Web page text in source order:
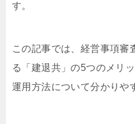
す。
この記事では、経営事項審
る「建退共」の5つのメリ
運用方法について分かりや